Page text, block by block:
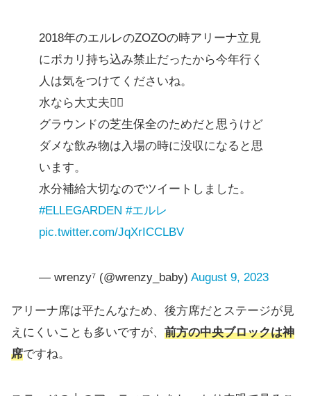
2018年のエルレのZOZOの時アリーナ立見
にポカリ持ち込み禁止だったから今年行く
人は気をつけてくださいね。
水なら大丈夫🙆‍♀️
グラウンドの芝生保全のためだと思うけど
ダメな飲み物は入場の時に没収になると思
います。
水分補給大切なのでツイートしました。
#ELLEGARDEN #エルレ
pic.twitter.com/JqXrICCLBV
— wrenzy⁷ (@wrenzy_baby) August 9, 2023
アリーナ席は平たんなため、後方席だとステージが見
えにくいことも多いですが、 前方の中央ブロックは神
席ですね。